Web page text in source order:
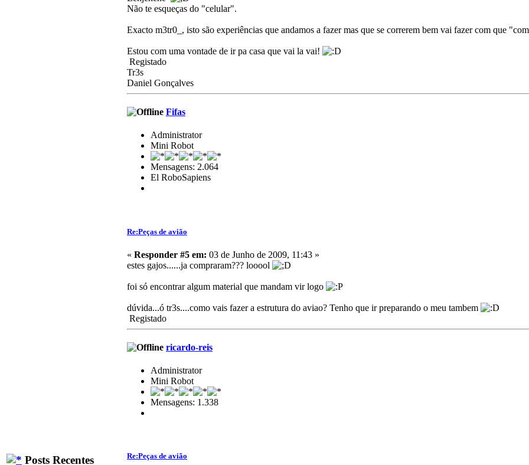
Posts Recentes
Não te esqueças do "celular".
Exacto m3tr0_, isto são experiências que andamos a fazer mas que se correrem bem vai fazer com que
Estou com uma vontade de ir pa casa que vai la vai!
Registado
Tr3s
Daniel Gonçalves
Fifas
Administrator
Mini Robot
Mensagens: 2.064
El RoboSapiens
Re:Peças de avião
« Responder #5 em: 03 de Junho de 2009, 11:43 »
estes gajos......ja compraram??? looool
foi só encontrar algum material que mandam vir logo
dúvida...ó tr3s....como vais fazer a estrutura do aviao? Tenho que ir preparando o meu tambem
Registado
ricardo-reis
Administrator
Mini Robot
Mensagens: 1.338
Re:Peças de avião